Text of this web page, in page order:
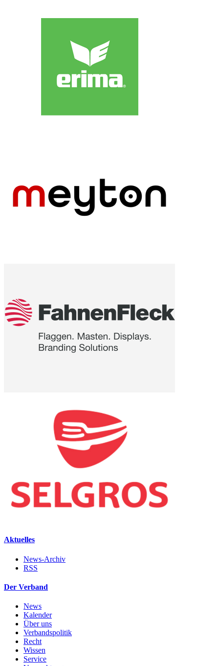
Aktuelles
News-Archiv
RSS
Der Verband
News
Kalender
Über uns
Verbandspolitik
Recht
Wissen
Service